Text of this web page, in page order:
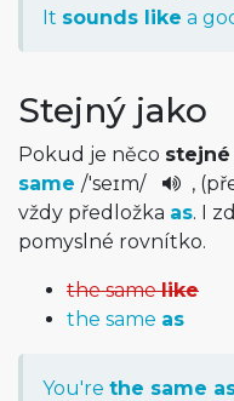
It sounds like a
Stejný jako
Pokud je něco stejné
same /'seɪm/ ,
vždy předložka as. I
pomyslné rovnítko.
the samelike
the same as
You're the same